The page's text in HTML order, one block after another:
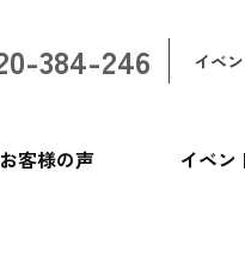
384-246 イベ
お客様の声 イベン